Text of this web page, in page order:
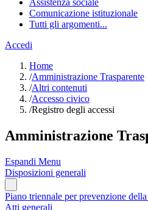
Assistenza sociale
Comunicazione istituzionale
Tutti gli argomenti...
Accedi
Home
/Amministrazione Trasparente
/Altri contenuti
/Accesso civico
/Registro degli accessi
Amministrazione
Espandi Menu
Disposizioni generali
Piano triennale per prevenzione
Atti generali